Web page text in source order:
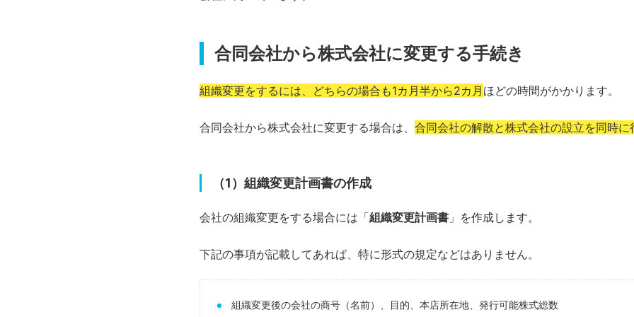
合同会社から株式会社に変更する手続き
組織変更をするには、どちらの場合も1カ月半から2カ月 ほどの時間がかかります。
合同会社から株式会社に変更する場合は、 合同会社の解散と株式会社の設立を同時に
（1）組織変更計画書の作成
会社の組織変更をする場合には「組織変更計画書 」を作成します。
下記の事項が記載してあれば、特に形式の規定などはありません。
組織変更後の会社の商号（名前）、目的、本店所在地、発行可能株式総数